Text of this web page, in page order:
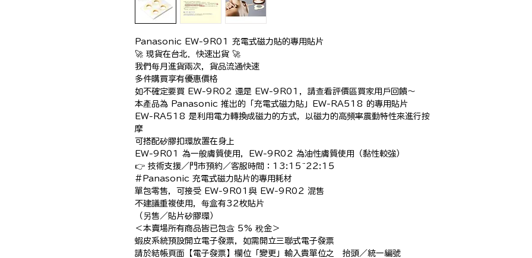
Panasonic EW-9R01 充電式磁力貼的專用貼片
🚀 現貨在台北．快速出貨 🚀
我們每月進貨兩次，貨品流通快速
多件購買享有優惠價格
如不確定要買 EW-9R02 還是 EW-9R01，請查看評價區買家用戶回饋～
本產品為 Panasonic 推出的「充電式磁力貼」EW-RA518 的專用貼片
EW-RA518 是利用電力轉換成磁力的方式，以磁力的高頻率震動特性來進行按
摩
可搭配矽膠扣環放置在身上
EW-9R01 為一般膚質使用，EW-9R02 為油性膚質使用（黏性較強）
👉 技術支援／門市預約／客服時間：13:15~22:15
#Panasonic 充電式磁力貼片的專用耗材
單包零售，可接受 EW-9R01與 EW-9R02 混售
不建議重複使用，每盒有32枚貼片
（另售／貼片矽膠環）
＜本賣場所有商品皆已包含 5% 稅金＞
蝦皮系統預設開立電子發票，如需開立三聯式電子發票
請於結帳頁面【電子發票】欄位「變更」輸入貴單位之　抬頭／統一編號